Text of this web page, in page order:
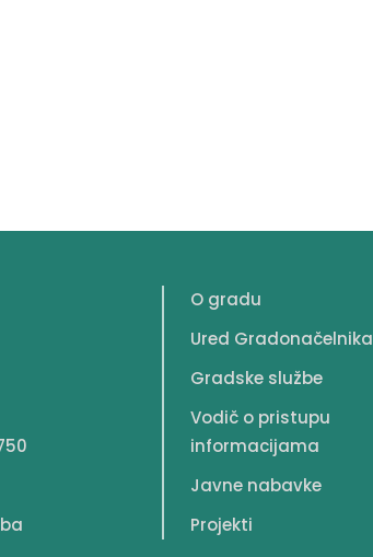
O gradu
Ured Gradonačelnika
Gradske službe
Vodič o pristupu
informacijama
Javne nabavke
Projekti